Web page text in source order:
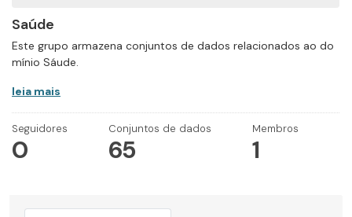
Saúde
Este grupo armazena conjuntos de dados relacionados ao do
mínio Sáude.
leia mais
Seguidores
0
Conjuntos de dados
65
Membros
1